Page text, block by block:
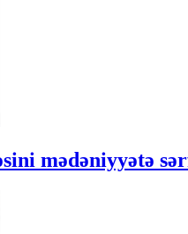
mədəniyyətə